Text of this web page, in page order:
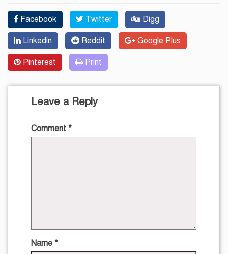
Facebook Twitter Digg
Linkedin Reddit Google Plus
Pinterest Print
Leave a Reply
Comment *
Name *